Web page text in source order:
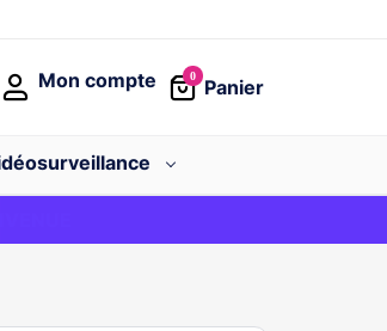
0
Panier
Mon compte